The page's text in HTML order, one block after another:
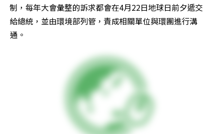
制，每年大會彙整的訴求都會在4月22日地球日前夕遞交
給總統，並由環境部列管，責成相關單位與環團進行溝
通。